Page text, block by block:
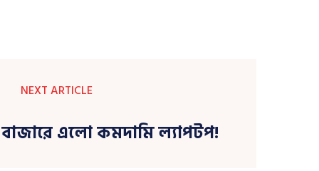
NEXT ARTICLE
বাজারে এলো কমদামি ল্যাপটপ!